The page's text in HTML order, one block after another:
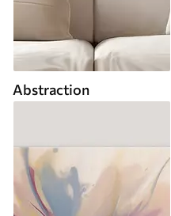
Abstraction